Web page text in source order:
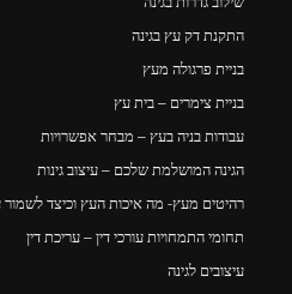
התקנת דק עץ בגינה
בניית פרגולה מעץ
בניית צימרים – בית עץ
עבודות בניה בעץ – מבחר אפשרויות
הגינה המושלמת שלכם – עיצוב גינות
רהיטים מעץ- מה איכות העץ וכיצד
תחומי התמחויות עורכי דין – עריכת דין
עיצובים לגינה